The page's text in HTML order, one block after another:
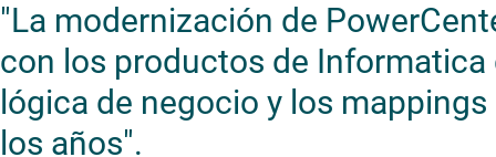
"La modernización de
con los productos de
lógica de negocio y los
los años".